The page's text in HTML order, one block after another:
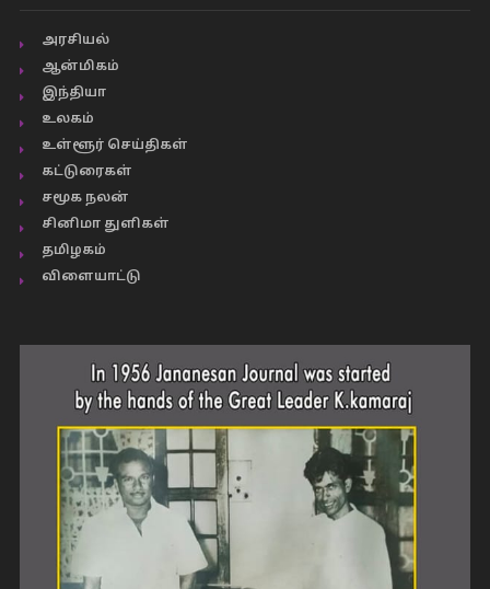
அரசியல்
ஆன்மிகம்
இந்தியா
உலகம்
உள்ளூர் செய்திகள்
கட்டுரைகள்
சமூக நலன்
சினிமா துளிகள்
தமிழகம்
விளையாட்டு